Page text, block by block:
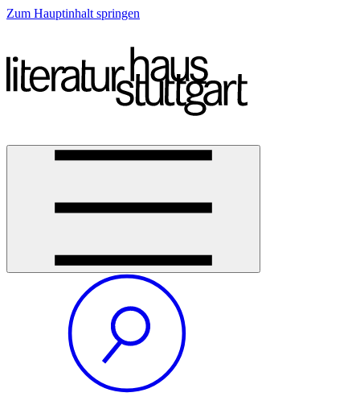
Zum Hauptinhalt springen